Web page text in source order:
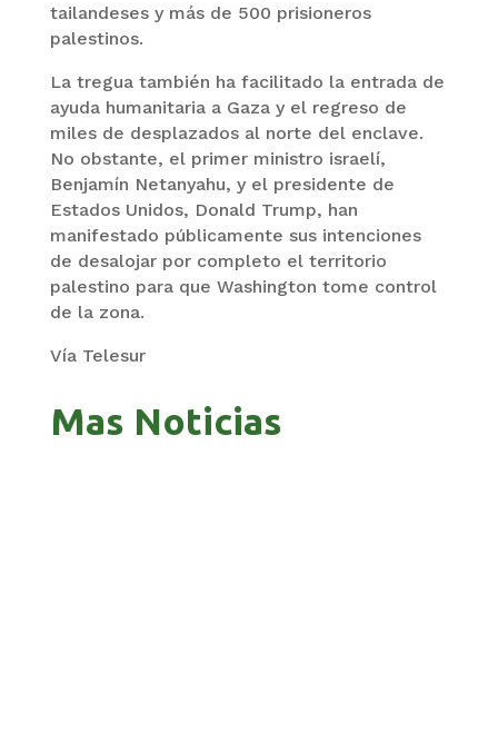
tailandeses y más de 500 prisioneros
palestinos.
La tregua también ha facilitado la entrada de
ayuda humanitaria a Gaza y el regreso de
miles de desplazados al norte del enclave.
No obstante, el primer ministro israelí,
Benjamín Netanyahu, y el presidente de
Estados Unidos, Donald Trump, han
manifestado públicamente sus intenciones
de desalojar por completo el territorio
palestino para que Washington tome control
de la zona.
Vía Telesur
Mas Noticias